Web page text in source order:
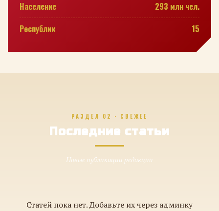
Население
293 млн чел.
Республик
15
РАЗДЕЛ 02 · СВЕЖЕЕ
Последние статьи
Новые публикации редакции
Статей пока нет. Добавьте их через админку